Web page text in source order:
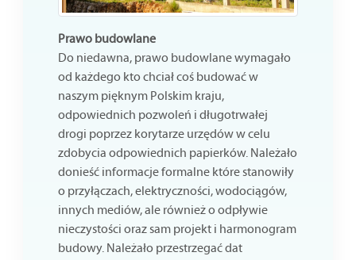
Prawo budowlane
Do niedawna, prawo budowlane wymagało
od każdego kto chciał coś budować w
naszym pięknym Polskim kraju,
odpowiednich pozwoleń i długotrwałej
drogi poprzez korytarze urzędów w celu
zdobycia odpowiednich papierków. Należało
donieść informacje formalne które stanowiły
o przyłączach, elektryczności, wodociągów,
innych mediów, ale również o odpływie
nieczystości oraz sam projekt i harmonogram
budowy. Należało przestrzegać dat